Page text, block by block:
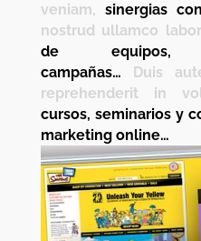
veniam, sinergias
nostrud ullamco
de equipos,
campañas…
Duis
reprehenderit in
cursos, seminarios y
marketing online…